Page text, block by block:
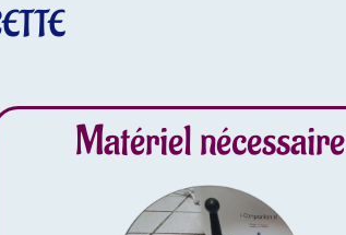
Matériel nécessaire